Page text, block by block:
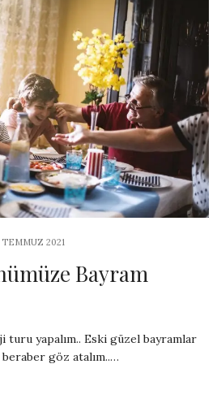
TEMMUZ 2021
Bayram
yapalım.. Eski güzel bayramlar
göz atalım..…